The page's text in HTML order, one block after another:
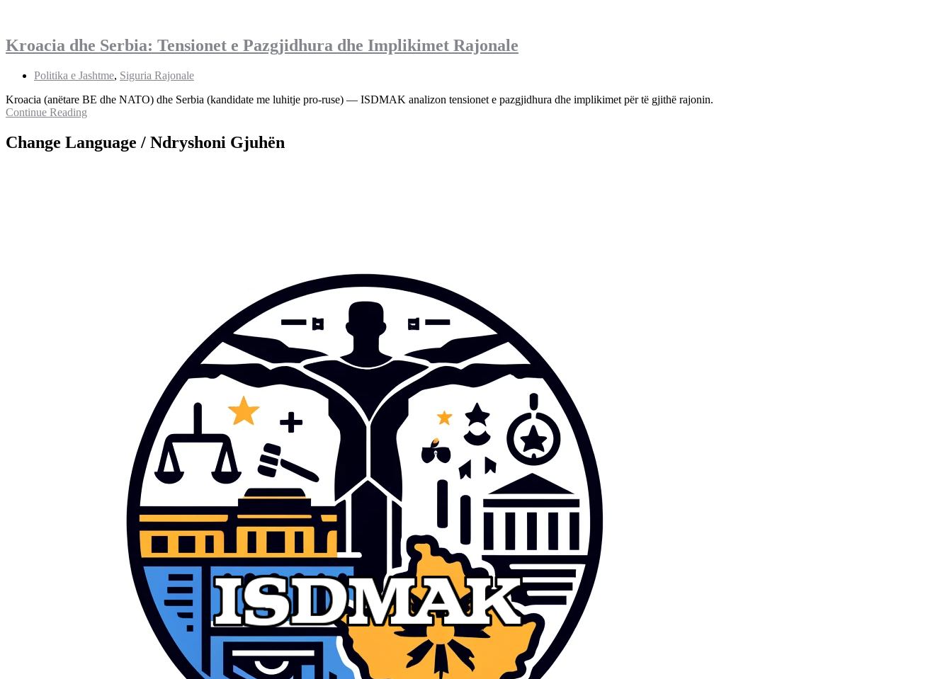
Kroacia dhe Serbia: Tensionet e Pazgjidhura dhe Implikimet Rajonale
Politika e Jashtme, Siguria Rajonale
Kroacia (anëtare BE dhe NATO) dhe Serbia (kandidate me luhitje pro-ruse) — ISDMAK analizon tensionet e pazgjidhura dhe implikimet për të gjithë rajonin.
Continue Reading
Change Language / Ndryshoni Gjuhën